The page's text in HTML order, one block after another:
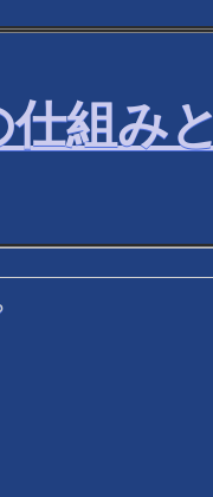
仕組み